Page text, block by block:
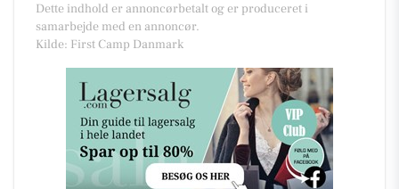
Dette indhold er annoncørbetalt og er produceret i
samarbejde med en annoncør.
Kilde: First Camp Danmark